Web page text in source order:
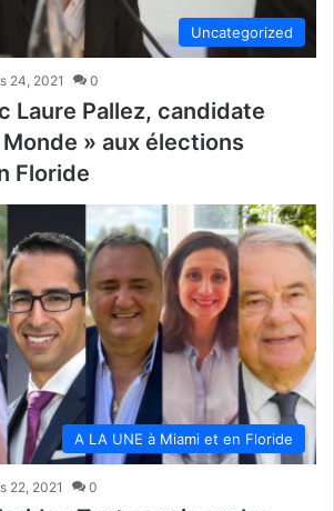
Uncategorized
24, 2021 0
Laure Pallez, candidate
» aux élections
Floride
A LA UNE à Miami et en Floride
22, 2021 0